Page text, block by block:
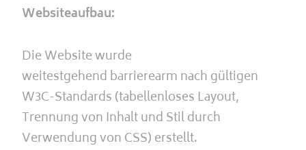
Websiteaufbau:
Die Website wurde
weitestgehend barrierearm nach gültigen
W3C-Standards (tabellenloses Layout,
Trennung von Inhalt und Stil durch
Verwendung von CSS) erstellt.